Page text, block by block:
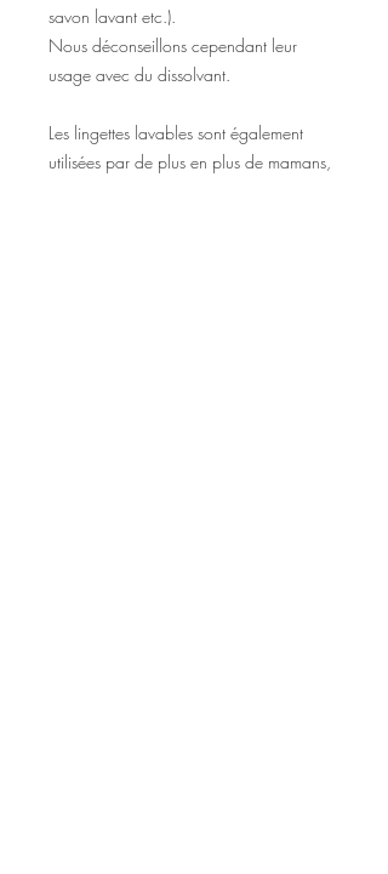
savon lavant etc.).
Nous déconseillons cependant leur
usage avec du dissolvant.
Les lingettes lavables sont également
utilisées par de plus en plus de mamans,